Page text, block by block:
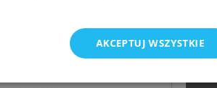
[Oprawa Miękka]
AKCEPTUJ WSZYSTKIE